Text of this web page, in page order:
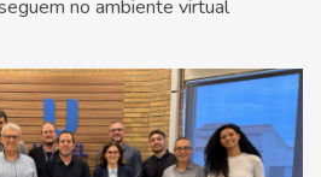
no ambiente virtual